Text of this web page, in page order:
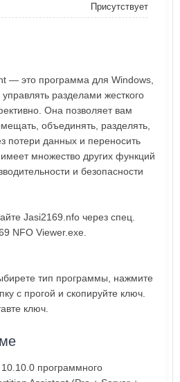
Присутствует
— это программа для Windows,
разделами жесткого
Она позволяет вам
объединять, разделять,
потери данных и переносить
множество других функций
и безопасности
Jasi2169.nfo через спец.
NFO Viewer.exe.
тип программы, нажмите
с прогой и скопируйте ключ.
ключ.
программного